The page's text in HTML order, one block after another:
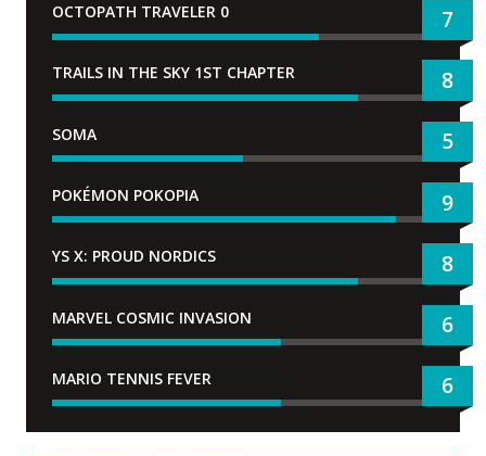
OCTOPATH TRAVELER 0 7
TRAILS IN THE SKY 1ST CHAPTER 8
SOMA 5
POKÉMON POKOPIA 9
YS X: PROUD NORDICS 8
MARVEL COSMIC INVASION 6
MARIO TENNIS FEVER 6